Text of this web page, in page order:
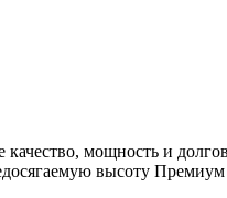
мощность и
высоту Премиум